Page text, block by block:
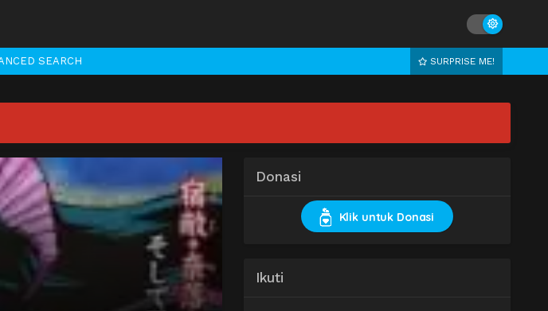
SEARCH SURPRISE ME!
Donasi
Klik untuk Donasi
Ikuti